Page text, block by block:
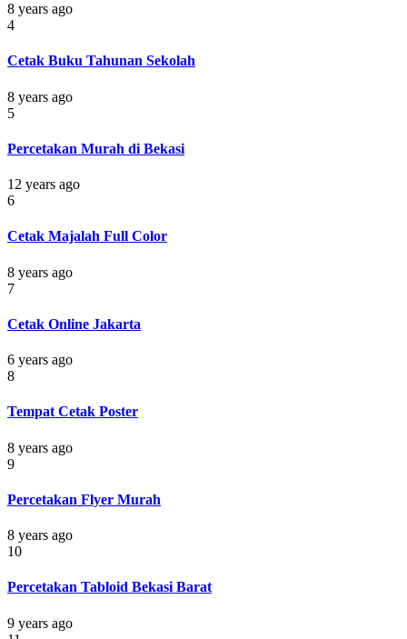
8 years ago
4
Cetak Buku Tahunan Sekolah
8 years ago
5
Percetakan Murah di Bekasi
12 years ago
6
Cetak Majalah Full Color
8 years ago
7
Cetak Online Jakarta
6 years ago
8
Tempat Cetak Poster
8 years ago
9
Percetakan Flyer Murah
8 years ago
10
Percetakan Tabloid Bekasi Barat
9 years ago